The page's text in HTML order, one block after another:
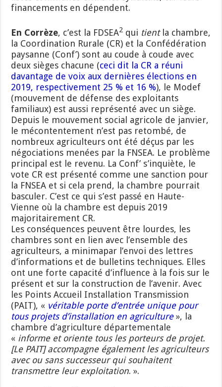
financements en dépendent.
En Corrèze, c’est la FDSEA2 qui tientla chambre,
la Coordination Rurale (CR) et la Confédération
paysanne (Conf’) sont au coude à coude avec
deux sièges chacune (ceci dit la CR a réuni
davantage de voix aux dernières élections en
2019, respectivement 25 % et 16 %), le Modef
(mouvement de défense des exploitants
familiaux) est aussi représenté avec un siège.
Depuis le mouvement social agricole de janvier,
le mécontentement n’est pas retombé, de
nombreux agriculteurs ont été déçus par les
négociations menées par la FNSEA. Le problème
principal est le revenu. La Conf’ s’inquiète, le
vote CR est présenté comme une sanction pour
la FNSEA et si cela prend, la chambre pourrait
basculer. C’est ce qui s’est passé en Haute-
Vienne où la chambre est depuis 2019
majoritairement CR.
Les conséquences peuvent être lourdes, les
chambres sont en lien avec l’ensemble des
agriculteurs, a minimapar l’envoi des lettres
d’informations et de bulletins techniques. Elles
ont une forte capacité d’influence à la fois sur le
présent et sur la construction de l’avenir. Avec
les Points Accueil Installation Transmission
(PAIT), « véritable porte d’entrée unique pour
tous projets d’installation en agriculture», la
chambre d’agriculture départementale
« informe et oriente tous les porteurs de projet.
[Le PAIT] accompagne également les agriculteurs
avec ou sans successeur qui souhaitent
transmettre leur exploitation. ».